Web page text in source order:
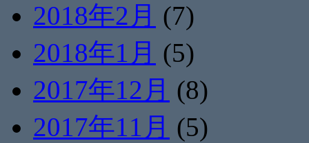
2018年2月 (7)
2018年1月 (5)
2017年12月 (8)
2017年11月 (5)